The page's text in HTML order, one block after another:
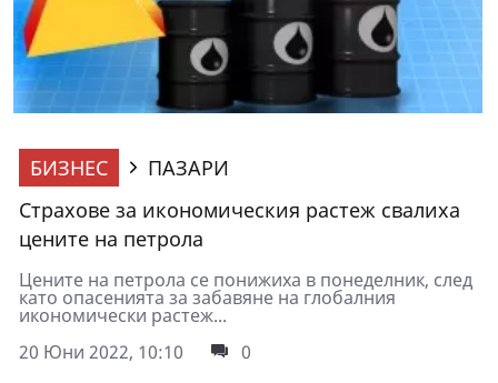
БИЗНЕС
ПАЗАРИ
Страхове за икономическия растеж свалиха
цените на петрола
Цените на петрола се понижиха в понеделник, след
като опасенията за забавяне на глобалния
икономически растеж...
20 Юни 2022, 10:10
0